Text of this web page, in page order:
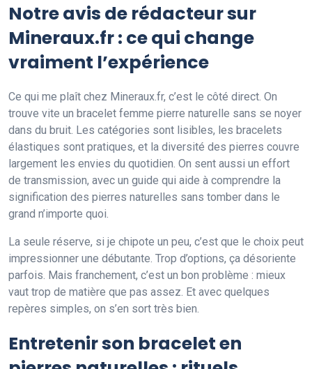
Notre avis de rédacteur sur
Mineraux.fr : ce qui change
vraiment l’expérience
Ce qui me plaît chez Mineraux.fr, c’est le côté direct. On
trouve vite un bracelet femme pierre naturelle sans se noyer
dans du bruit. Les catégories sont lisibles, les bracelets
élastiques sont pratiques, et la diversité des pierres couvre
largement les envies du quotidien. On sent aussi un effort
de transmission, avec un guide qui aide à comprendre la
signification des pierres naturelles sans tomber dans le
grand n’importe quoi.
La seule réserve, si je chipote un peu, c’est que le choix peut
impressionner une débutante. Trop d’options, ça désoriente
parfois. Mais franchement, c’est un bon problème : mieux
vaut trop de matière que pas assez. Et avec quelques
repères simples, on s’en sort très bien.
Entretenir son bracelet en